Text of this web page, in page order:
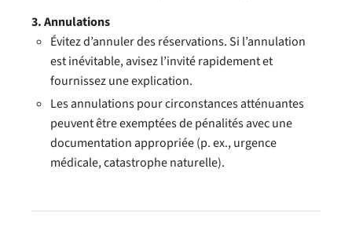
3. Annulations
Évitez d’annuler des réservations. Si l’annulation
est inévitable, avisez l’invité rapidement et
fournissez une explication.
Les annulations pour circonstances atténuantes
peuvent être exemptées de pénalités avec une
documentation appropriée (p. ex., urgence
médicale, catastrophe naturelle).